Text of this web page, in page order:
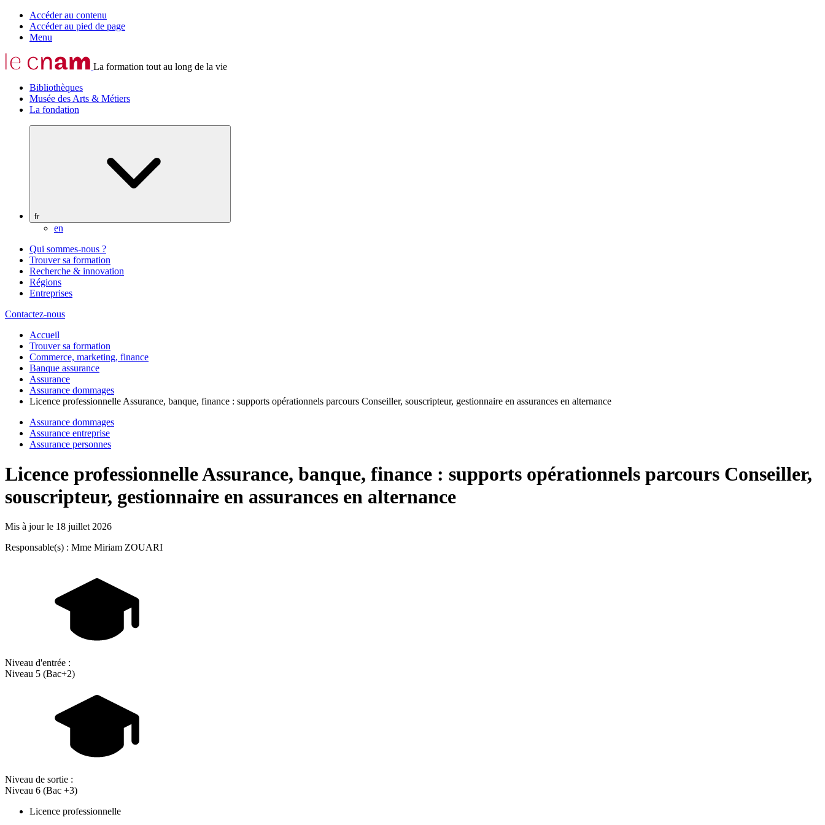
Accéder au contenu
Accéder au pied de page
Menu
La formation tout au long de la vie
Bibliothèques
Musée des Arts & Métiers
La fondation
fr
en
Qui sommes-nous ?
Trouver sa formation
Recherche & innovation
Régions
Entreprises
Contactez-nous
Accueil
Trouver sa formation
Commerce, marketing, finance
Banque assurance
Assurance
Assurance dommages
Licence professionnelle Assurance, banque, finance : supports opérationnels parcours Conseiller, souscripteur, gestionnaire en assurances en alternance
Assurance dommages
Assurance entreprise
Assurance personnes
Licence professionnelle Assurance, banque, finance : supports opérationnels parcours Conseiller,
souscripteur, gestionnaire en assurances en alternance
Mis à jour le 18 juillet 2026
Responsable(s) : Mme Miriam ZOUARI
Niveau d'entrée :
Niveau 5 (Bac+2)
Niveau de sortie :
Niveau 6 (Bac +3)
Licence professionnelle